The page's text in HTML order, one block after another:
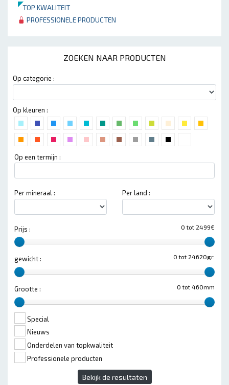
TOP KWALITEIT
PROFESSIONELE PRODUCTEN
ZOEKEN NAAR PRODUCTEN
Op categorie :
Op kleuren :
Op een termijn :
Per mineraal : Per land :
0 tot 2499€
Prijs :
0 tot 24620gr.
gewicht :
0 tot 460mm
Grootte :
Special
Nieuws
Onderdelen van topkwaliteit
Professionele producten
Bekijk de resultaten